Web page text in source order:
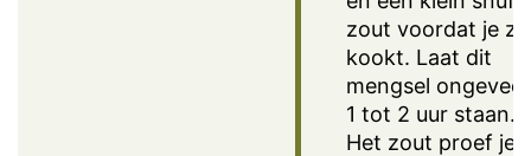
zout voordat je ze
kookt. Laat dit
mengsel ongeveer
1 tot 2 uur staan.
Het zout proef je